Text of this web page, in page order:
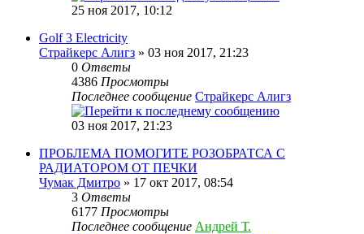
25 ноя 2017, 10:12
Golf 3 Electricity
Страйкерс Алигз » 03 ноя 2017, 21:23
0 Ответы
4386 Просмотры
Последнее сообщение Страйкерс Алигз
03 ноя 2017, 21:23
ПРОБЛЕМА ПОМОГИТЕ РОЗОБРАТСА С
РАДИАТОРОМ ОТ ПЕЧКИ
Чумак Дмитро » 17 окт 2017, 08:54
3 Ответы
6177 Просмотры
Последнее сообщение Андрей Т.